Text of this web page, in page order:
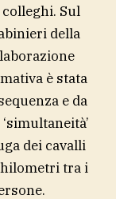
Sul
della
è stata
e da
dei cavalli
tra i